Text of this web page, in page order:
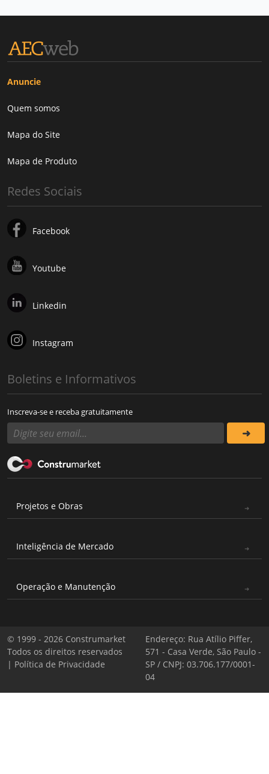
Anuncie
Quem somos
Mapa do Site
Mapa de Produto
Redes Sociais
Facebook
Youtube
Linkedin
Instagram
Boletins e Informativos
Inscreva-se e receba gratuitamente
Projetos e Obras
Inteligência de Mercado
Operação e Manutenção
© 1999 - 2026 Construmarket
Todos os direitos reservados
| Política de Privacidade
Endereço: Rua Atílio Piffer,
571 - Casa Verde, São Paulo -
SP / CNPJ: 03.706.177/0001-
04